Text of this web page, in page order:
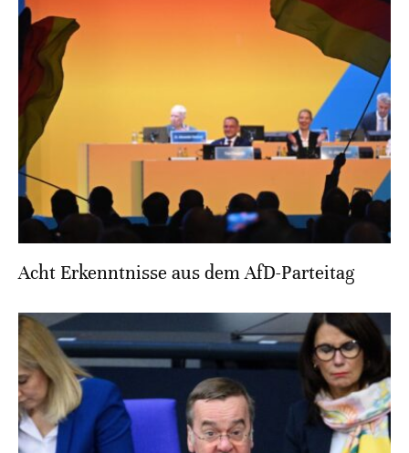
Acht Erkenntnisse aus dem AfD-Parteitag